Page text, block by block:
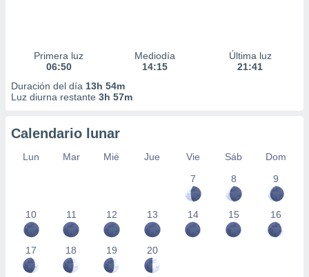
Primera luz
06:50
Mediodía
14:15
Última luz
21:41
Duración del día 13h 54m
Luz diurna restante 3h 57m
Calendario lunar
Lun Mar Mié Jue Vie Sáb
Dom
7
8 9
10 11 12 13 14 15 16
17 18 19 20